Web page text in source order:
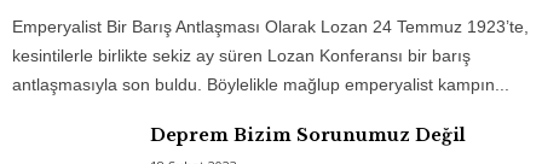
Emperyalist Bir Barış Antlaşması Olarak Lozan 24 Temmuz 1923’te,
kesintilerle birlikte sekiz ay süren Lozan Konferansı bir barış
antlaşmasıyla son buldu. Böylelikle mağlup emperyalist kampın...
Deprem Bizim Sorunumuz Değil